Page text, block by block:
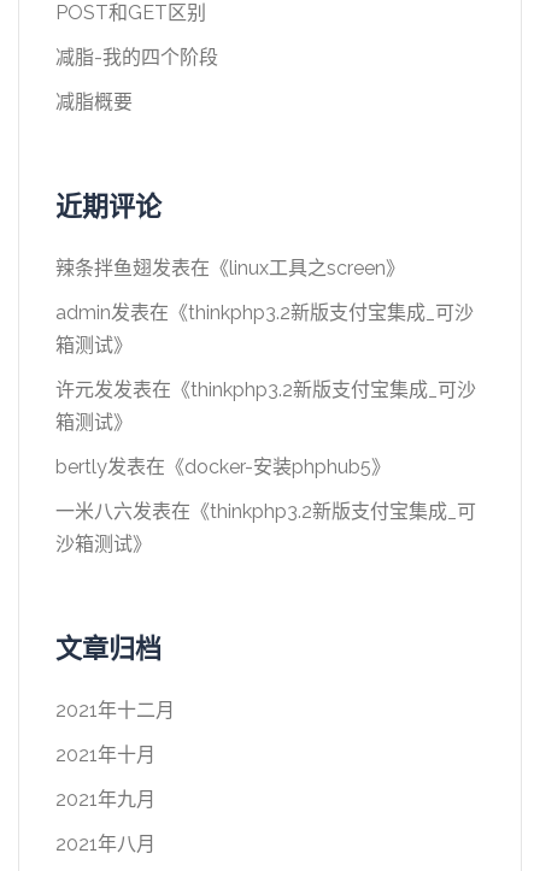
POST和GET区别
减脂-我的四个阶段
减脂概要
近期评论
辣条拌鱼翅发表在《linux工具之screen》
admin发表在《thinkphp3.2新版支付宝集成_可沙
箱测试》
许元发发表在《thinkphp3.2新版支付宝集成_可沙
箱测试》
bertly发表在《docker-安装phphub5》
一米八六发表在《thinkphp3.2新版支付宝集成_可
沙箱测试》
文章归档
2021年十二月
2021年十月
2021年九月
2021年八月